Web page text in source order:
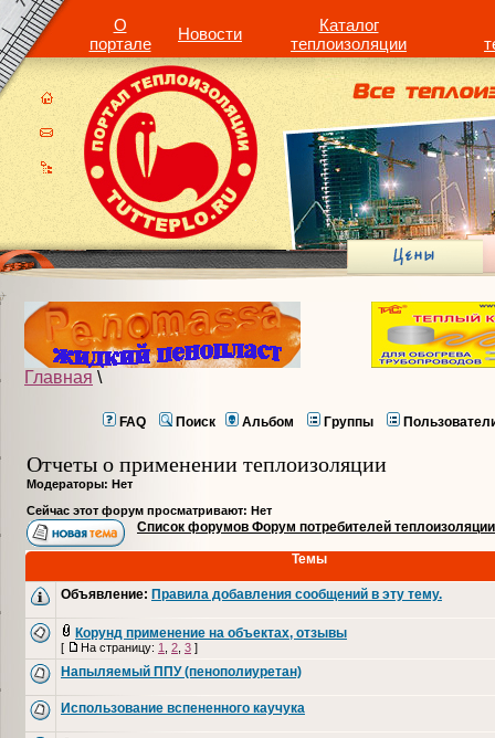
О
портале
Новости
Каталог
теплоизоляции
Главная \
FAQ Поиск Альбом Группы
Отчеты о применении теплоизоляции
Модераторы: Нет
Сейчас этот форум просматривают: Нет
Список форумов Форум потребителей теплоизоляции
Темы
Объявление: Правила добавления сообщений в эту тему.
Корунд применение на объектах, отзывы
[ На страницу: 1 2 3 ]
Напыляемый ППУ (пенополиуретан)
Использование вспененного каучука